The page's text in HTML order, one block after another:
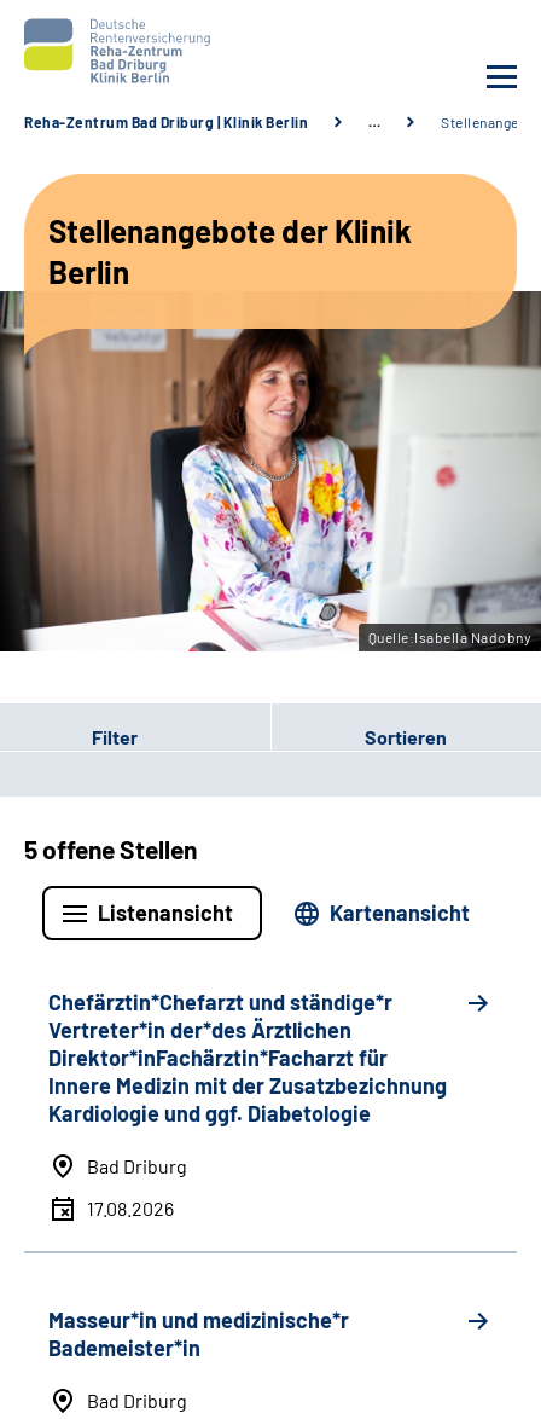
Unsere Angebote
Karriere
Leichte Sprache
Gebärdensprache
Reha-Zentrum Bad Driburg | Klinik Berlin …
Stellenangebote der Klinik
Berlin
Quelle:Isabella Nadobny
Filter Sortieren
5 offene Stellen
Listenansicht Kartenansicht
Chefärztin*Chefarzt und ständige*r
Vertreter*in der*des Ärztlichen
Direktor*inFachärztin*Facharzt für
Innere Medizin mit der Zusatzbezichnung
Kardiologie und ggf. Diabetologie
Bad Driburg
17.08.2026
Masseur*in und medizinische*r
Bademeister*in
Bad Driburg